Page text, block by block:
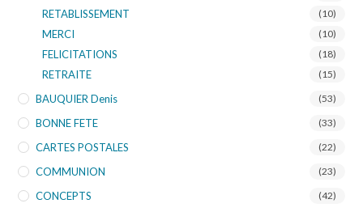
RETABLISSEMENT (10)
MERCI (10)
FELICITATIONS (18)
RETRAITE (15)
BAUQUIER Denis (53)
BONNE FETE (33)
CARTES POSTALES (22)
COMMUNION (23)
CONCEPTS (42)